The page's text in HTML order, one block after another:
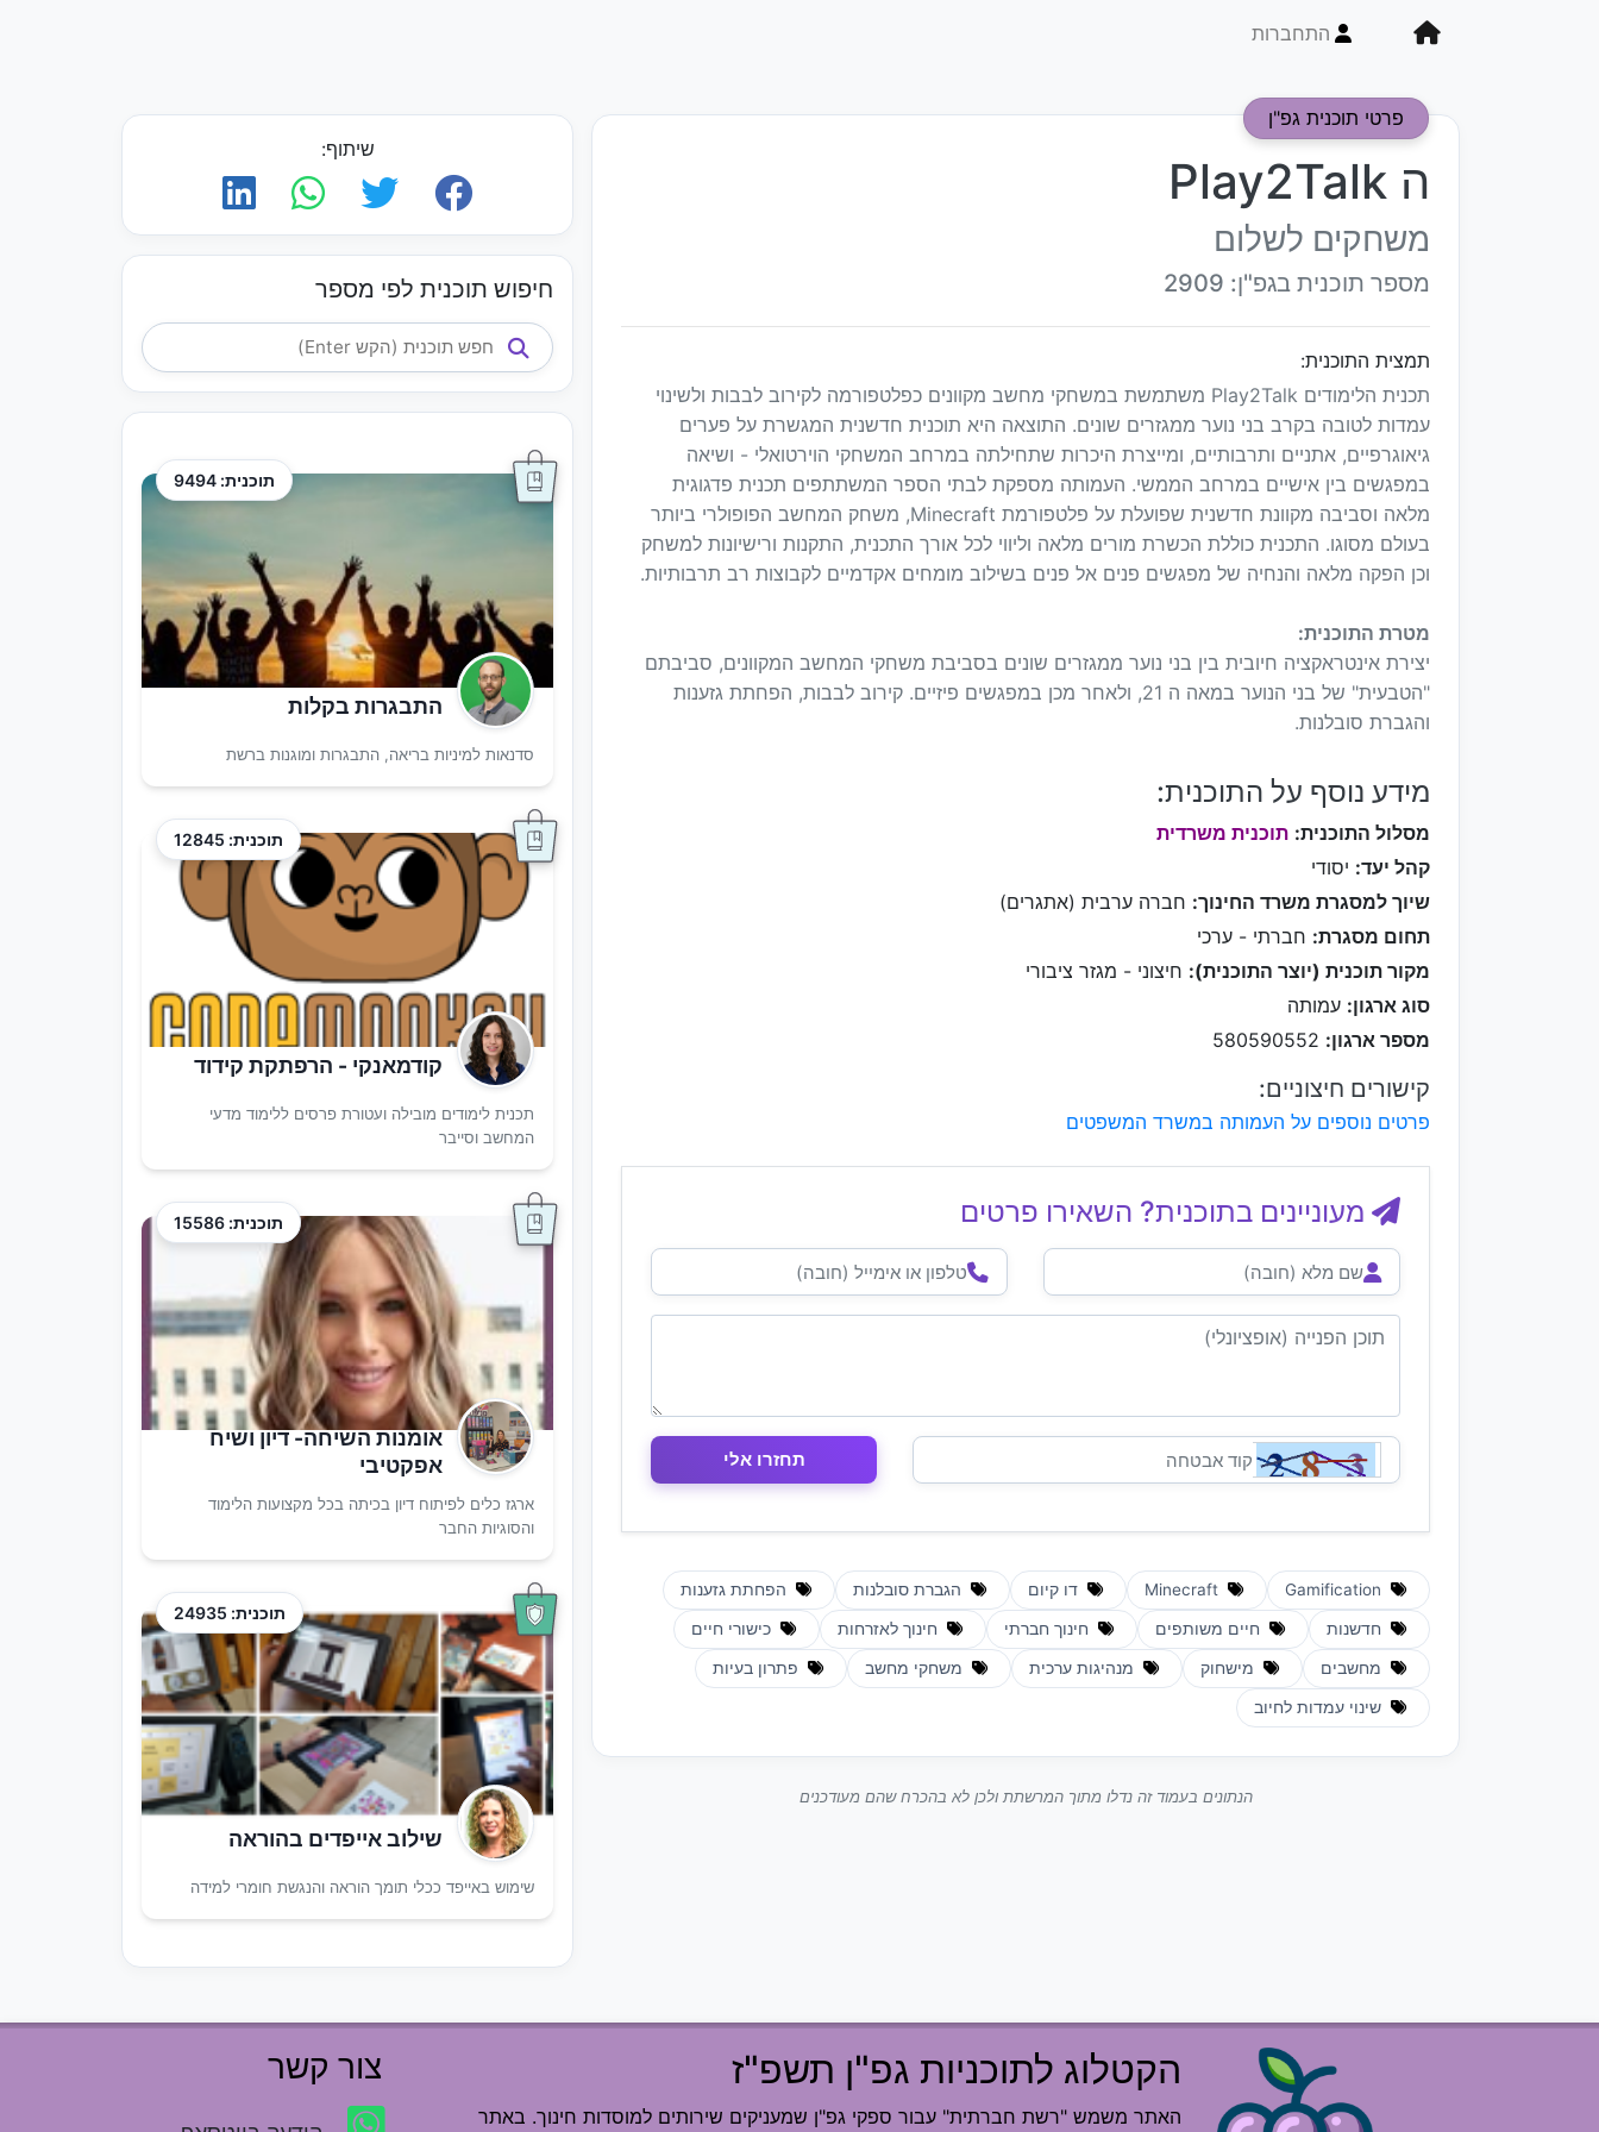
התחברות
פרטי תוכנית גפ"ן
ה Play2Talk
משחקים לשלום
מספר תוכנית בגפ"ן: 2909
תמצית התוכנית:
תכנית הלימודים Play2Talk משתמשת במשחקי מחשב מקוונים כפלטפורמה לקירוב לבבות ולשינוי
עמדות לטובה בקרב בני נוער ממגזרים שונים. התוצאה היא תוכנית חדשנית המגשרת על פערים
גיאוגרפיים, אתניים ותרבותיים, ומייצרת היכרות שתחילתה במרחב המשחקי הוירטואלי - ושיאה
במפגשים בין אישיים במרחב הממשי. העמותה מספקת לבתי הספר המשתתפים תכנית פדגוגית
מלאה וסביבה מקוונת חדשנית שפועלת על פלטפורמת Minecraft, משחק המחשב הפופולרי ביותר
בעולם מסוגו. התכנית כוללת הכשרת מורים מלאה וליווי לכל אורך התכנית, התקנות ורישיונות למשחק
וכן הפקה מלאה והנחיה של מפגשים פנים אל פנים בשילוב מומחים אקדמיים לקבוצות רב תרבותיות.
מטרת התוכנית:
יצירת אינטראקציה חיובית בין בני נוער ממגזרים שונים בסביבת משחקי המחשב המקוונים, סביבתם
"הטבעית" של בני הנוער במאה ה 21, ולאחר מכן במפגשים פיזיים. קירוב לבבות, הפחתת גזענות
והגברת סובלנות.
מידע נוסף על התוכנית:
מסלול התוכנית: תוכנית משרדית
קהל יעד: יסודי
שיוך למסגרת משרד החינוך: חברה ערבית (אתגרים)
תחום מסגרת: חברתי - ערכי
מקור תוכנית (יוצר התוכנית): חיצוני - מגזר ציבורי
סוג ארגון: עמותה
מספר ארגון:
קישורים חיצוניים:
פרטים נוספים על העמותה במשרד המשפטים
מעוניינים בתוכנית? השאירו פרטים
דו קיום הגברת סובלנות הפחתת גזענות
חדשנות חיים משותפים חינוך חברתי חינוך לאזרחות כישורי חיים
מחשבים מישחוק מנהיגות ערכית משחקי מחשב פתרון בעיות
שינוי עמדות לחיוב
הנתונים בעמוד זה נדלו מתוך המרשתת ולכן לא בהכרח שהם מעודכנים
שיתוף:
חיפוש תוכנית לפי מספר
תוכנית: 9494
התבגרות בקלות
סדנאות למיניות בריאה, התבגרות ומוגנות ברשת
תוכנית: 12845
קודמאנקי - הרפתקת קידוד
תכנית לימודים מובילה ועטורת פרסים ללימוד מדעי
המחשב וסייבר
תוכנית: 15586
אומנות השיחה- דיון ושיח
אפקטיבי
ארגז כלים לפיתוח דיון בכיתה בכל מקצועות הלימוד
והסוגיות החבר
תוכנית: 24935
שילוב אייפדים בהוראה
שימוש באייפד ככלי תומך הוראה והנגשת חומרי למידה
הקטלוג לתוכניות גפ"ן תשפ"ז
האתר משמש "רשת חברתית" עבור ספקי גפ"ן שמעניקים שירותים למוסדות חינוך. באתר
צור קשר